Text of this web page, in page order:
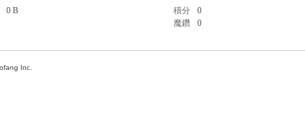
0 B 積分 0
魔鑽 0
Inc.